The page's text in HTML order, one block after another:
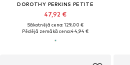
DOROTHY PERKINS PETITE
47,92 €
Sākotnējā cena: 129,00 €
Pēdējā zemākā cena:44,94 €